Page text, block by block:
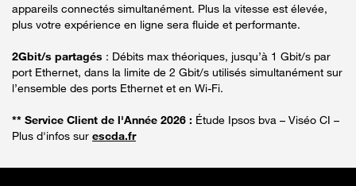
appareils connectés simultanément. Plus la vitesse est élevée,
plus votre expérience en ligne sera fluide et performante.
2Gbit/s partagés : Débits max théoriques, jusqu’à 1 Gbit/s par
port Ethernet, dans la limite de 2 Gbit/s utilisés simultanément sur
l’ensemble des ports Ethernet et en Wi-Fi.
** Service Client de l'Année 2026 : Étude Ipsos bva – Viséo CI –
Plus d'infos sur escda.fr